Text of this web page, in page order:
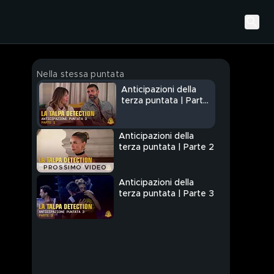
Nella stessa puntata
Anticipazioni della
terza puntata | Parte
PROSSIMO VIDEO
Anticipazioni della
terza puntata | Parte 2
Anticipazioni della
terza puntata | Parte 3